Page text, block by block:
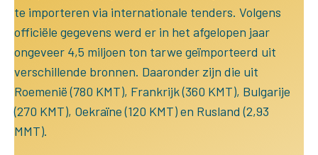
te importeren via internationale tenders. Volgens
officiële gegevens werd er in het afgelopen jaar
ongeveer 4,5 miljoen ton tarwe geïmporteerd uit
verschillende bronnen. Daaronder zijn die uit
Roemenië (780 KMT), Frankrijk (360 KMT), Bulgarije
(270 KMT), Oekraïne (120 KMT) en Rusland (2,93
MMT).